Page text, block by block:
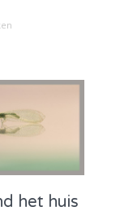
het huis